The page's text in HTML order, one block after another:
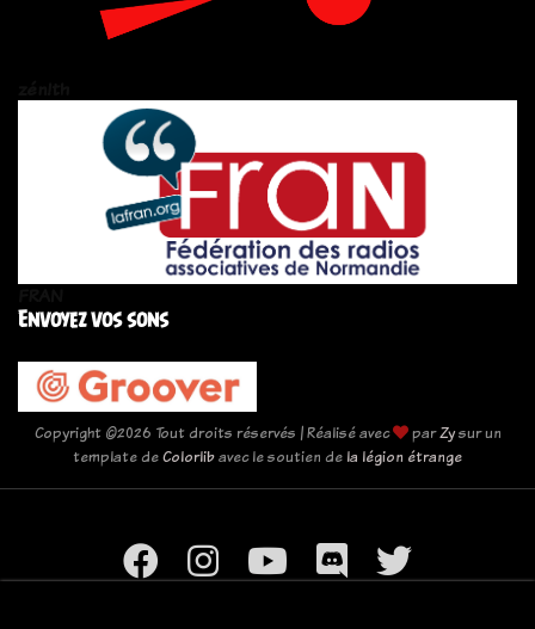
Envoyez vos sons
Copyright ©2026 Tout droits réservés | Réalisé avec parZysur un
template deColorlibavec le soutien de la légion étrange